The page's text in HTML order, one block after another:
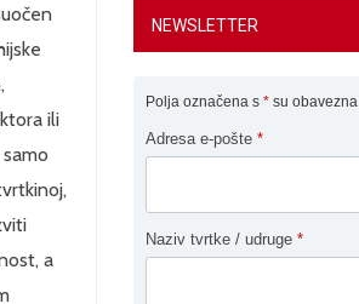
ili
a
NEWSLETTER
Polja označena s * su obavezna
Adresa e-pošte *
Naziv tvrtke / udruge *